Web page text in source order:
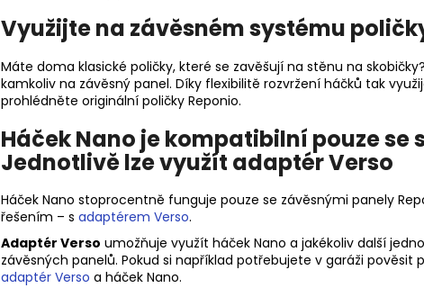
Využijte na závěsném systému
Máte doma klasické poličky, které se zavěšují na stěnu na
kamkoliv na závěsný panel. Díky flexibilitě rozvržení háčků tak
prohlédněte originální poličky Reponio.
Háček Nano je kompatibilní pouze se
Jednotlivě lze využít adaptér Verso
Háček Nano stoprocentně funguje pouze se závěsnými panely
řešením – s adaptérem Verso.
Adaptér Verso umožňuje využít háček Nano a jakékoliv další
závěsných panelů. Pokud si například potřebujete v garáži
adaptér Verso a háček Nano.